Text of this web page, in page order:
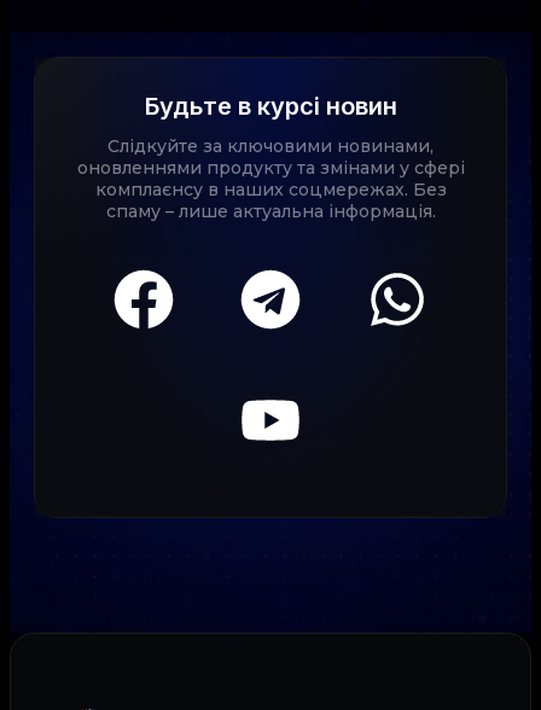
Будьте в курсі новин
Слідкуйте за ключовими новинами,
оновленнями продукту та змінами у сфері
комплаєнсу в наших соцмережах. Без
спаму – лише актуальна інформація.